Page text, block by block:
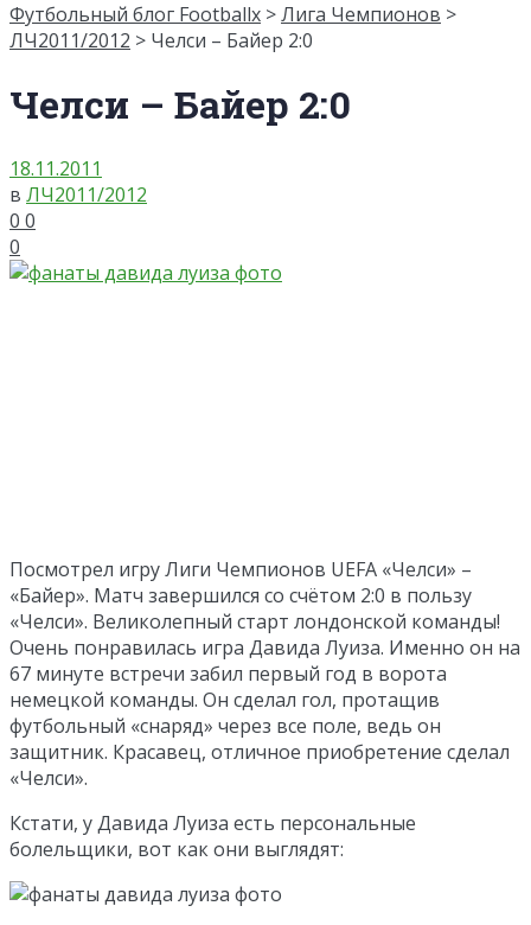
Футбольный блог Footballx >Лига Чемпионов >
ЛЧ2011/2012 > Челси – Байер 2:0
Челси – Байер 2:0
18.11.2011
в ЛЧ2011/2012
0 0
0
Посмотрел игру Лиги Чемпионов UEFA «Челси» –
«Байер». Матч завершился со счётом 2:0 в пользу
«Челси». Великолепный старт лондонской команды!
Очень понравилась игра Давида Луиза. Именно он на
67 минуте встречи забил первый год в ворота
немецкой команды. Он сделал гол, протащив
футбольный «снаряд» через все поле, ведь он
защитник. Красавец, отличное приобретение сделал
«Челси».
Кстати, у Давида Луиза есть персональные
болельщики, вот как они выглядят: